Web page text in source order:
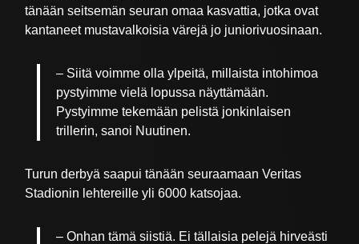
tänään seitsemän seuran omaa kasvattia, jotka ovat
kantaneet mustavalkoisia värejä jo juniorivuosinaan.
– Siitä voimme olla ylpeitä, millaista intohimoa
pystyimme vielä lopussa näyttämään.
Pystyimme tekemään pelistä jonkinlaisen
trillerin, sanoi Nuutinen.
Turun derbyä saapui tänään seuraamaan Veritas
Stadionin lehtereille yli 6000 katsojaa.
– Onhan tämä siistiä. Ei tällaisia pelejä hirveästi